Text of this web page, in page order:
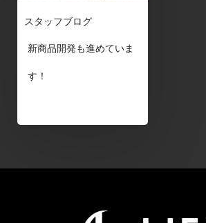
スタッフブログ
新商品開発も進めていま
す！